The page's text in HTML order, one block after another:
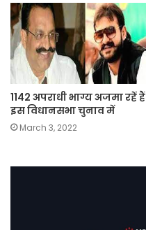
1142 अपराधी भाग्य अजमा रहें हैं
इस विधानसभा चुनाव में
March 3, 2022